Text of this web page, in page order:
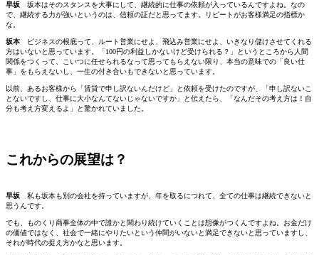
早坂 坂本はそのスタンスを大事にして、継続的に仕事の依頼が入っているんですよね。なの
で、継続する力が強いというのは、信頼の証だと思ってます。リピートがお客様満足の指標か
な。
坂本 ビジネスの根底って、ルート営業にせよ、飛込み営業にせよ、いきなり儲けさせてくれる
方はいないと思っています。「100円の利益しかないけど受けられる？」というところから人間
関係をつくって、こいつに任せられるなって思ってもらえない限り、本当の意味での「良い仕
事」をもらえないし、一生の付き合いもできないと思っています。
以前、あるお客様から「賃貸で申し訳ないんだけど」と依頼を受けたのですが、「申し訳ないこ
とないですし、仕事に大小なんてないじゃないですか」と伝えたら、「なんだその考え方は！自
分も考え方変えるよ」と驚かれていました。
これからの展望は？
早坂 私も坂本も別の会社を持っていますが、年を取るにつれて、全ての仕事は継続できないと
思うんです。
でも、ものくり商事全体の中で誰かと関わり続けていくことは想像がつくんですよね。お金だけ
の価値ではなく、社会で一緒にやりたいという仲間がいないと満足できないと思っていますし、
それが時代の捉え方かなと思います。